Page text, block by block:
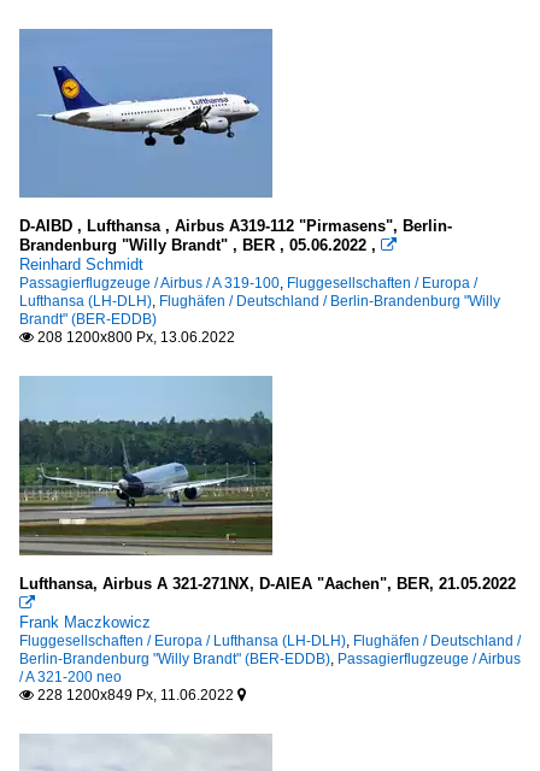
D-AIBD , Lufthansa , Airbus A319-112 "Pirmasens", Berlin-
Brandenburg "Willy Brandt" , BER , 05.06.2022 , 
Reinhard Schmidt
Passagierflugzeuge / Airbus / A 319-100, Fluggesellschaften / Europa /
Lufthansa (LH-DLH), Flughäfen / Deutschland / Berlin-Brandenburg "Willy
Brandt" (BER-EDDB)
 208 1200x800 Px, 13.06.2022
Lufthansa, Airbus A 321-271NX, D-AIEA "Aachen", BER, 21.05.2022

Frank Maczkowicz
Fluggesellschaften / Europa / Lufthansa (LH-DLH), Flughäfen / Deutschland /
Berlin-Brandenburg "Willy Brandt" (BER-EDDB), Passagierflugzeuge / Airbus
/ A 321-200 neo
 228 1200x849 Px, 11.06.2022 